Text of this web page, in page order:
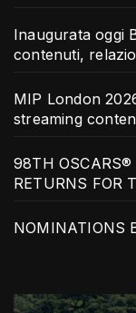
Inaugurata oggi
contenuti,
MIP London
streaming
98TH OSCARS®
RETURNS FOR
NOMINATIONS